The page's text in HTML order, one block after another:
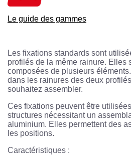
Le guide des gammes
Les fixations standards sont
profilés de la même rainure. Elles
composées de plusieurs
dans les rainures des deux
souhaitez assembler.
Ces fixations peuvent être
structures nécessitant un
aluminium. Elles permettent des
les positions.
Caractéristiques :